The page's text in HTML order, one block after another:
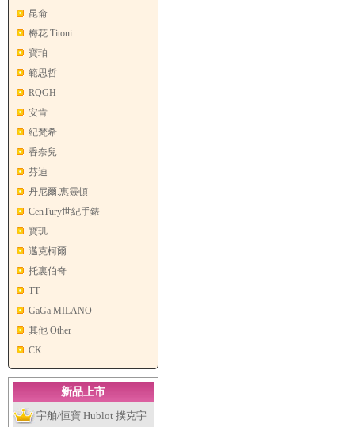
昆侖
梅花 Titoni
寶珀
範思哲
RQGH
安肯
紀梵希
香奈兒
芬迪
丹尼爾.惠靈頓
CenTury世紀手錶
寶玑
邁克柯爾
托裏伯奇
TT
GaGa MILANO
其他 Other
CK
新品上市
宇舶/恒寶 Hublot 撲克宇